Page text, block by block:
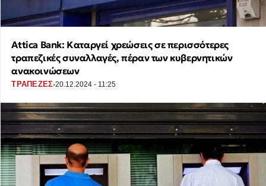
Attica Bank: Καταργεί χρεώσεις σε περισσότερες
τραπεζικές συναλλαγές, πέραν των κυβερνητικών
ανακοινώσεων
ΤΡΑΠΕΖΕΣ·20.12.2024 - 11:25